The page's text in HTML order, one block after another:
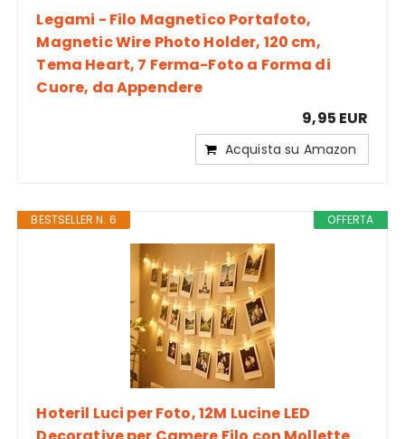
Legami - Filo Magnetico Portafoto,
Magnetic Wire Photo Holder, 120 cm,
Tema Heart, 7 Ferma-Foto a Forma di
Cuore, da Appendere
9,95 EUR
Acquista su Amazon
OFFERTA
BESTSELLER N. 6
Hoteril Luci per Foto, 12M Lucine LED